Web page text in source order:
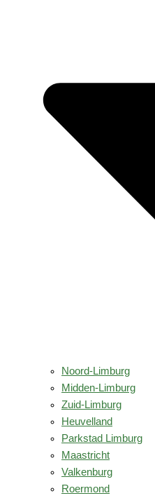
Noord-Limburg
Midden-Limburg
Zuid-Limburg
Heuvelland
Parkstad Limburg
Maastricht
Valkenburg
Roermond